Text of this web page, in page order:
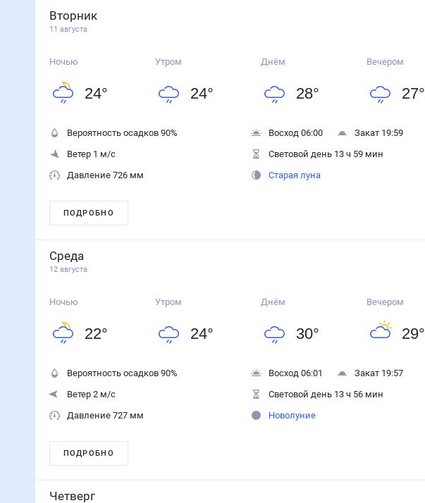
Вторник
11 августа
Ночью
24°
Утром
24°
Днём
28°
Вечером
27°
Вероятность осадков 90%
Ветер 1 м/с
Давление 726 мм
Восход 06:00
Закат 19:59
Световой день 13 ч 59 мин
Старая луна
ПОДРОБНО
Среда
12 августа
Ночью
22°
Утром
24°
Днём
30°
Вечером
29°
Вероятность осадков 90%
Ветер 2 м/с
Давление 727 мм
Восход 06:01
Закат 19:57
Световой день 13 ч 56 мин
Новолуние
ПОДРОБНО
Четверг